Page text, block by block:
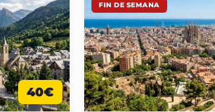
40€
FIN DE SEMANA